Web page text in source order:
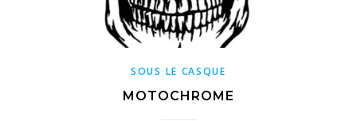
SOUS LE CASQUE
MOTOCHROME